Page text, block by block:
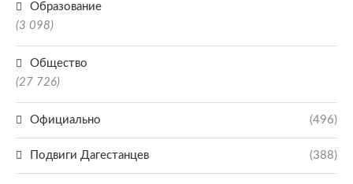
Образование
(3 098)
Общество
(27 726)
Официально (496)
Подвиги Дагестанцев (388)